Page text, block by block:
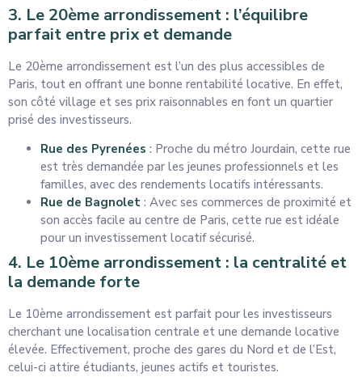
3. Le 20ème arrondissement : l’équilibre
parfait entre prix et demande
Le 20ème arrondissement est l’un des plus accessibles de
Paris, tout en offrant une bonne rentabilité locative. En effet,
son côté village et ses prix raisonnables en font un quartier
prisé des investisseurs.
Rue des Pyrenées : Proche du métro Jourdain, cette rue
est très demandée par les jeunes professionnels et les
familles, avec des rendements locatifs intéressants.
Rue de Bagnolet : Avec ses commerces de proximité et
son accès facile au centre de Paris, cette rue est idéale
pour un investissement locatif sécurisé.
4. Le 10ème arrondissement : la centralité et
la demande forte
Le 10ème arrondissement est parfait pour les investisseurs
cherchant une localisation centrale et une demande locative
élevée. Effectivement, proche des gares du Nord et de l’Est,
celui-ci attire étudiants, jeunes actifs et touristes.